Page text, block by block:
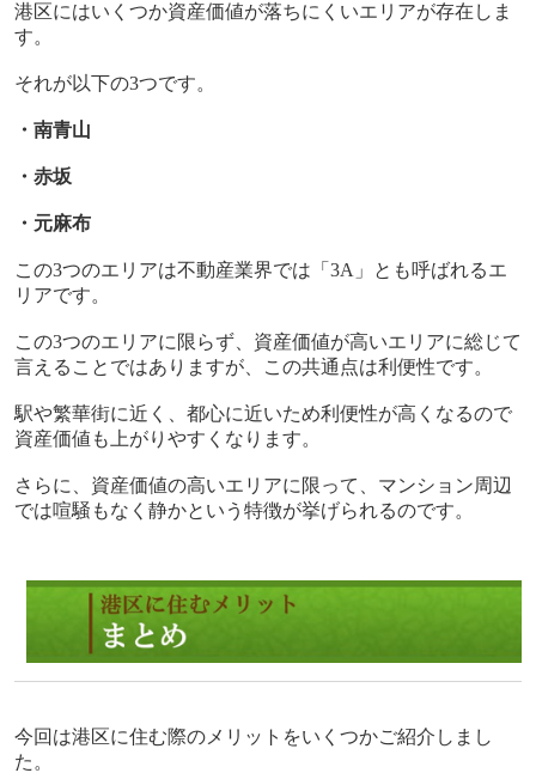
港区にはいくつか資産価値が落ちにくいエリアが存在しま
す。
それが以下の3つです。
・南青山
・赤坂
・元麻布
この3つのエリアは不動産業界では「 3A 」とも呼ばれるエ
リアです。
この3つのエリアに限らず、資産価値が高いエリアに総じて
言えることではありますが、この共通点は利便性です。
駅や繁華街に近く、都心に近いため利便性が高くなるので
資産価値も上がりやすくなります。
さらに、資産価値の高いエリアに限って、マンション周辺
では喧騒もなく静かという特徴が挙げられるのです。
今回は港区に住む際のメリットをいくつかご紹介しまし
た。